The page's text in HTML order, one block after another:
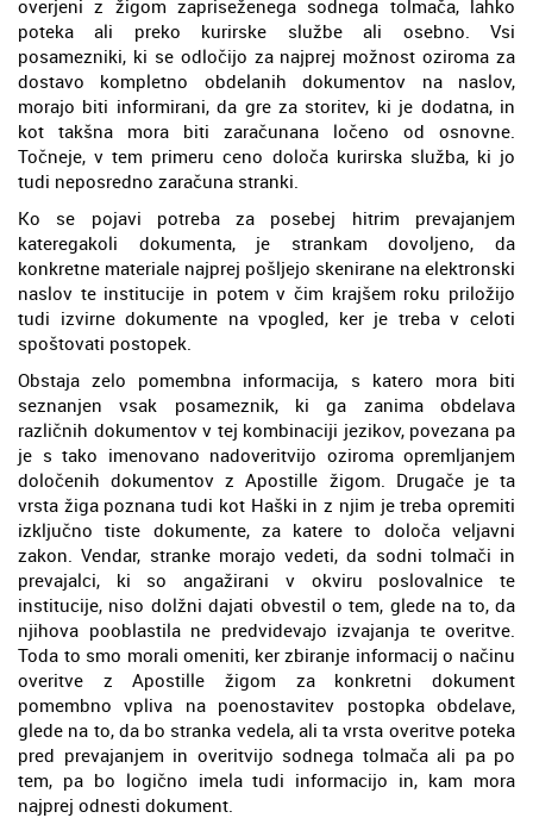
overjeni z žigom zapriseženega sodnega tolmača, lahko
poteka ali preko kurirske službe ali osebno. Vsi
posamezniki, ki se odločijo za najprej možnost oziroma za
dostavo kompletno obdelanih dokumentov na naslov,
morajo biti informirani, da gre za storitev, ki je dodatna, in
kot takšna mora biti zaračunana ločeno od osnovne.
Točneje, v tem primeru ceno določa kurirska služba, ki jo
tudi neposredno zaračuna stranki.
Ko se pojavi potreba za posebej hitrim prevajanjem
kateregakoli dokumenta, je strankam dovoljeno, da
konkretne materiale najprej pošljejo skenirane na elektronski
naslov te institucije in potem v čim krajšem roku priložijo
tudi izvirne dokumente na vpogled, ker je treba v celoti
spoštovati postopek.
Obstaja zelo pomembna informacija, s katero mora biti
seznanjen vsak posameznik, ki ga zanima obdelava
različnih dokumentov v tej kombinaciji jezikov, povezana pa
je s tako imenovano nadoveritvijo oziroma opremljanjem
določenih dokumentov z Apostille žigom. Drugače je ta
vrsta žiga poznana tudi kot Haški in z njim je treba opremiti
izključno tiste dokumente, za katere to določa veljavni
zakon. Vendar, stranke morajo vedeti, da sodni tolmači in
prevajalci, ki so angažirani v okviru poslovalnice te
institucije, niso dolžni dajati obvestil o tem, glede na to, da
njihova pooblastila ne predvidevajo izvajanja te overitve.
Toda to smo morali omeniti, ker zbiranje informacij o načinu
overitve z Apostille žigom za konkretni dokument
pomembno vpliva na poenostavitev postopka obdelave,
glede na to, da bo stranka vedela, ali ta vrsta overitve poteka
pred prevajanjem in overitvijo sodnega tolmača ali pa po
tem, pa bo logično imela tudi informacijo in, kam mora
najprej odnesti dokument.